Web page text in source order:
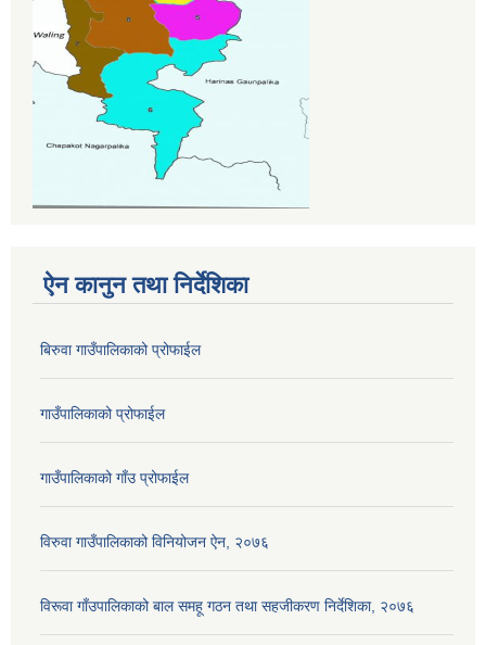
ऐन कानुन तथा निर्देशिका
बिरुवा गाउँपालिकाको प्रोफाईल
गाउँपालिकाको प्रोफाईल
गाउँपालिकाको गाँउ प्रोफाईल
विरुवा गाउँपालिकाको विनियोजन ऐन, २०७६
विरूवा गाँउपालिकाको बाल समहू गठन तथा सहजीकरण निर्देशिका, २०७६